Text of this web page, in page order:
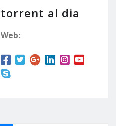
torrent al dia
Web: